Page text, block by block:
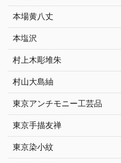
本場黄八丈
本塩沢
村上木彫堆朱
村山大島紬
東京アンチモニー工芸品
東京手描友禅
東京染小紋